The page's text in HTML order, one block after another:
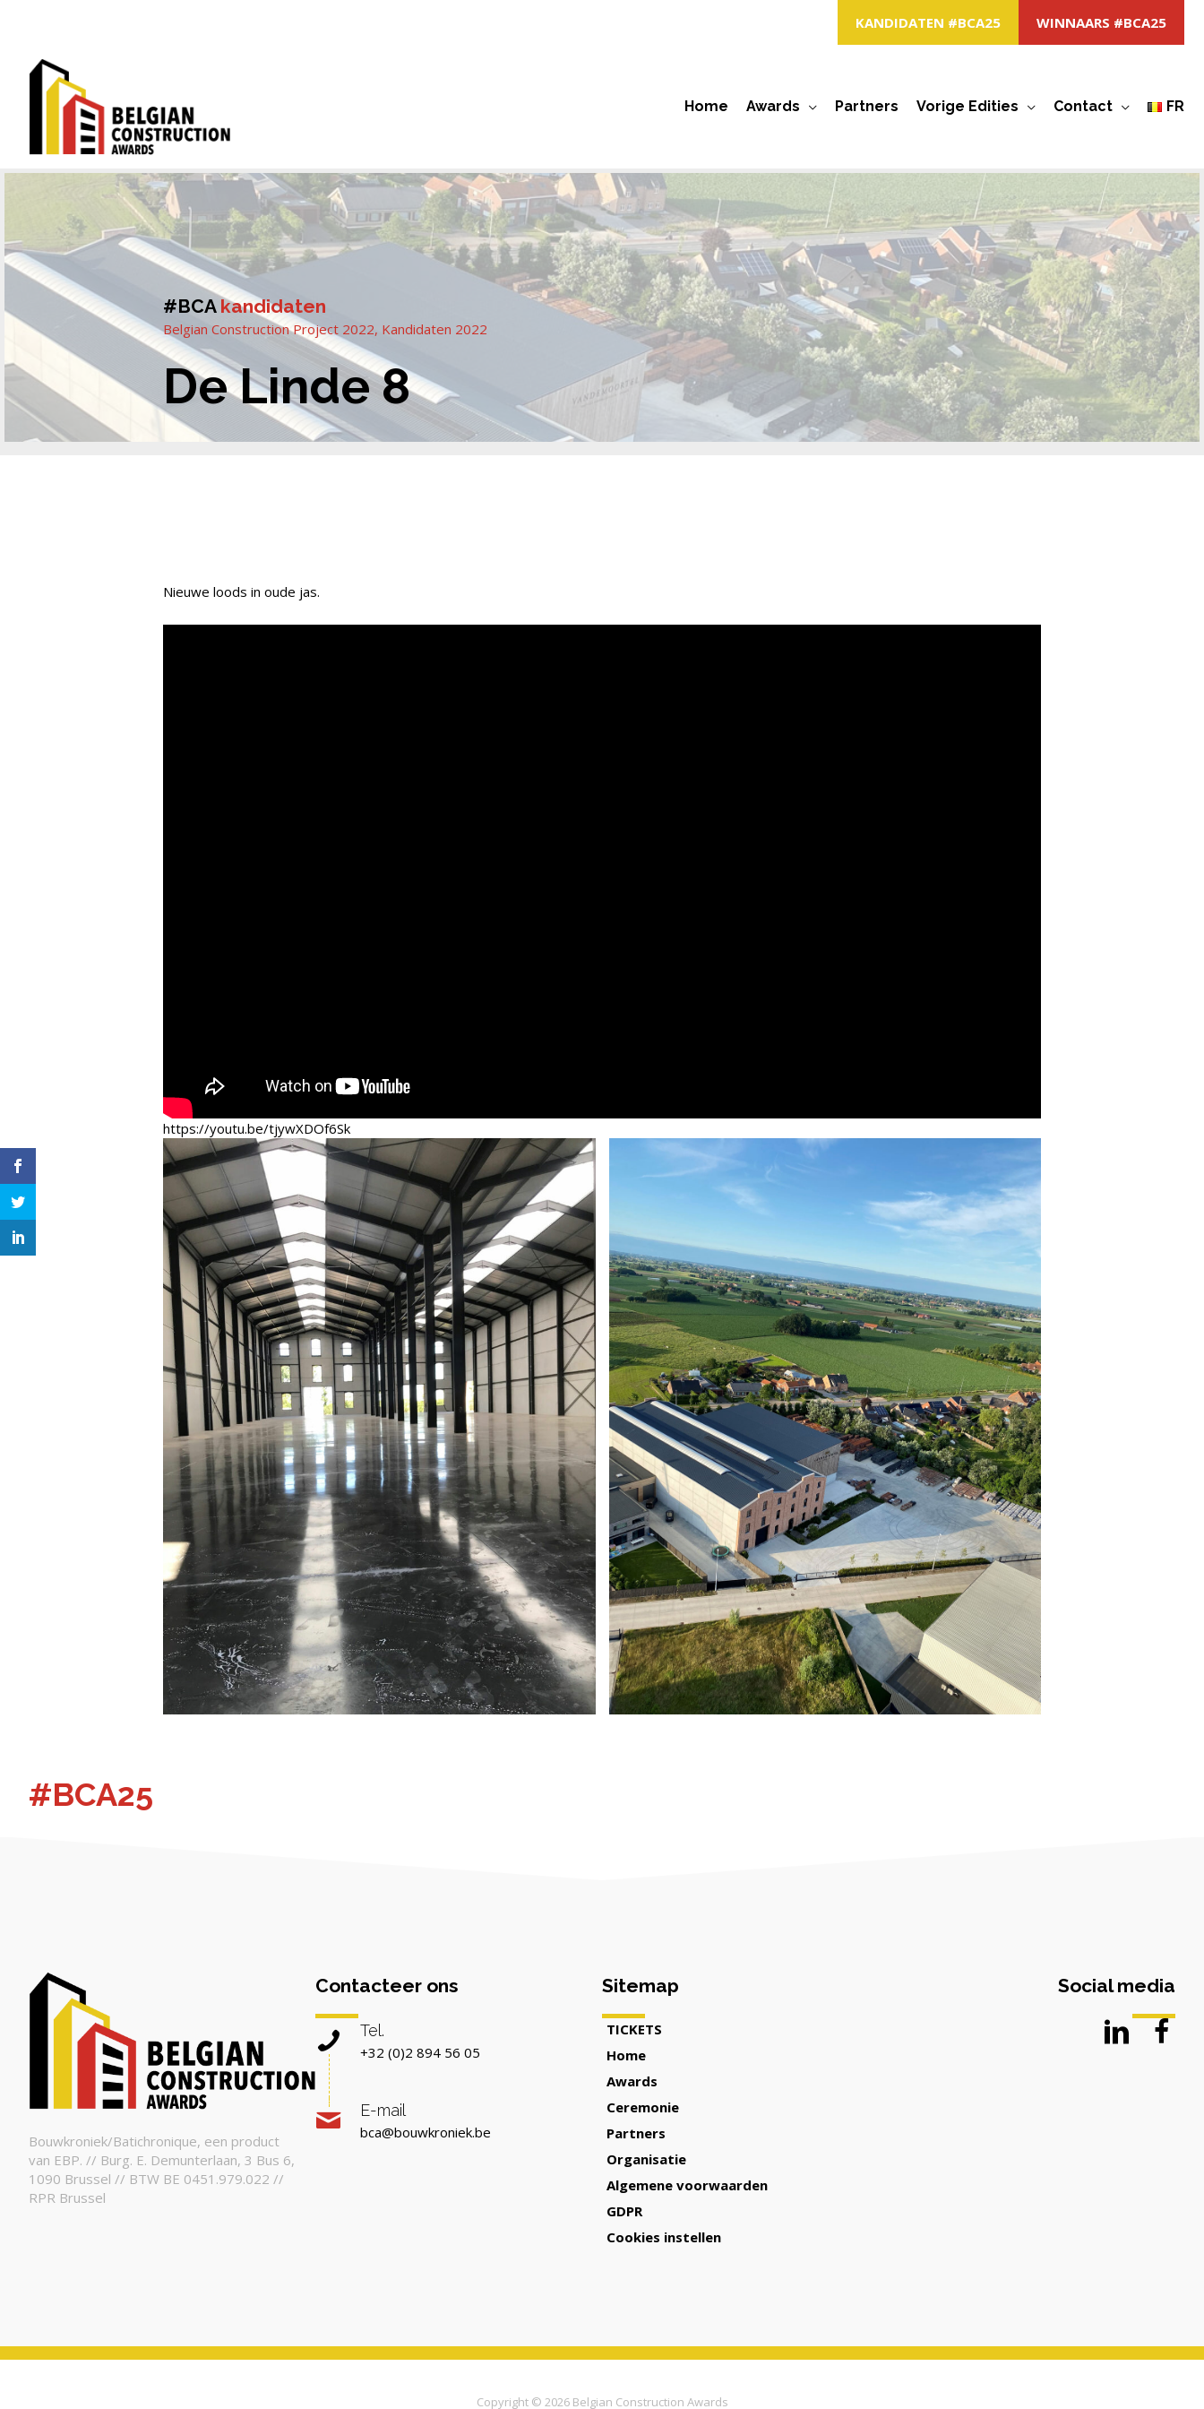
KANDIDATEN #BCA25 WINNAARS #BCA25
Home Awards Partners Vorige Edities Contact FR
#BCA kandidaten
Belgian Construction Project 2022, Kandidaten 2022
De Linde 8
Nieuwe loods in oude jas.
https://youtu.be/tjywXDOf6Sk
#BCA25
Bouwkroniek/Batichronique, een product
van EBP. // Burg. E. Demunterlaan, 3 Bus 6,
1090 Brussel // BTW BE 0451.979.022 //
RPR Brussel
Contacteer ons
Tel.
+32 (0)2 894 56 05
E-mail
bca@bouwkroniek.be
Sitemap
TICKETS
Home
Awards
Ceremonie
Partners
Organisatie
Algemene voorwaarden
GDPR
Cookies instellen
Social media
Copyright © 2026 Belgian Construction Awards